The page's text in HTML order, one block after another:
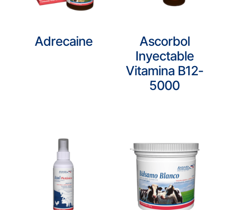
Adrecaine
Ascorbol
Inyectable
Vitamina B12-
5000